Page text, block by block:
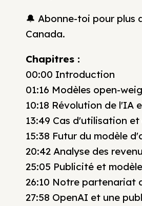
🔔 Abonne-toi pour plus
Canada.
Chapitres :
00:00 Introduction
01:16 Modèles open-
10:18 Révolution de l'IA
13:49 Cas d'utilisation
15:38 Futur du modèle
20:42 Analyse des
25:05 Publicité et
26:10 Notre partenariat
27:58 OpenAI et une